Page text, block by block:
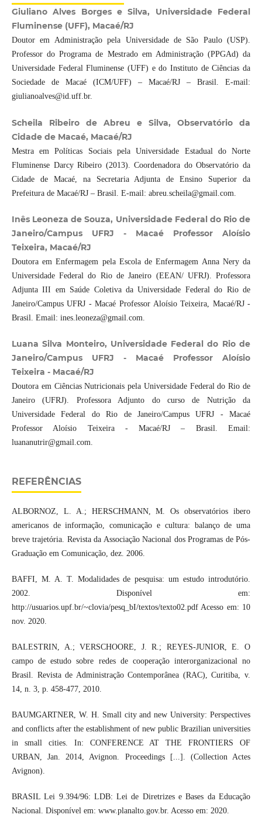
Giuliano Alves Borges e Silva, Universidade Federal
Fluminense (UFF), Macaé/RJ
Doutor em Administração pela Universidade de São Paulo (USP).
Professor do Programa de Mestrado em Administração (PPGAd) da
Universidade Federal Fluminense (UFF) e do Instituto de Ciências da
Sociedade de Macaé (ICM/UFF) – Macaé/RJ – Brasil. E-mail:
giulianoalves@id.uff.br.
Scheila Ribeiro de Abreu e Silva, Observatório da
Cidade de Macaé, Macaé/RJ
Mestra em Políticas Sociais pela Universidade Estadual do Norte
Fluminense Darcy Ribeiro (2013). Coordenadora do Observatório da
Cidade de Macaé, na Secretaria Adjunta de Ensino Superior da
Prefeitura de Macaé/RJ – Brasil. E-mail: abreu.scheila@gmail.com.
Inês Leoneza de Souza, Universidade Federal do Rio de
Janeiro/Campus UFRJ - Macaé Professor Aloísio
Teixeira, Macaé/RJ
Doutora em Enfermagem pela Escola de Enfermagem Anna Nery da
Universidade Federal do Rio de Janeiro (EEAN/ UFRJ). Professora
Adjunta III em Saúde Coletiva da Universidade Federal do Rio de
Janeiro/Campus UFRJ - Macaé Professor Aloísio Teixeira, Macaé/RJ -
Brasil. Email: ines.leoneza@gmail.com.
Luana Silva Monteiro, Universidade Federal do Rio de
Janeiro/Campus UFRJ - Macaé Professor Aloísio
Teixeira - Macaé/RJ
Doutora em Ciências Nutricionais pela Universidade Federal do Rio de
Janeiro (UFRJ). Professora Adjunto do curso de Nutrição da
Universidade Federal do Rio de Janeiro/Campus UFRJ - Macaé
Professor Aloísio Teixeira - Macaé/RJ – Brasil. Email:
luananutrir@gmail.com.
REFERÊNCIAS
ALBORNOZ, L. A.; HERSCHMANN, M. Os observatórios ibero
americanos de informação, comunicação e cultura: balanço de uma
breve trajetória. Revista da Associação Nacional dos Programas de Pós-
Graduação em Comunicação, dez. 2006.
BAFFI, M. A. T. Modalidades de pesquisa: um estudo introdutório.
2002. Disponível em:
http://usuarios.upf.br/~clovia/pesq_bI/textos/texto02.pdf Acesso em: 10
nov. 2020.
BALESTRIN, A.; VERSCHOORE, J. R.; REYES-JUNIOR, E. O
campo de estudo sobre redes de cooperação interorganizacional no
Brasil. Revista de Administração Contemporânea (RAC), Curitiba, v.
14, n. 3, p. 458-477, 2010.
BAUMGARTNER, W. H. Small city and new University: Perspectives
and conflicts after the establishment of new public Brazilian universities
in small cities. In: CONFERENCE AT THE FRONTIERS OF
URBAN, Jan. 2014, Avignon. Proceedings [...]. (Collection Actes
Avignon).
BRASIL Lei 9.394/96: LDB: Lei de Diretrizes e Bases da Educação
Nacional. Disponível em: www.planalto.gov.br. Acesso em: 2020.